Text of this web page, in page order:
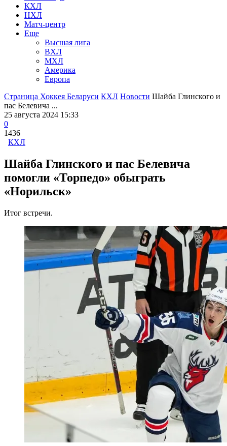
КХЛ
НХЛ
Матч-центр
Еще
Высшая лига
ВХЛ
МХЛ
Америка
Европа
Страница Хоккея Беларуси КХЛ Новости Шайба Глинского и
пас Белевича ...
25 августа 2024 15:33
0
1436
КХЛ
Шайба Глинского и пас Белевича
помогли «Торпедо» обыграть
«Норильск»
Итог встречи.